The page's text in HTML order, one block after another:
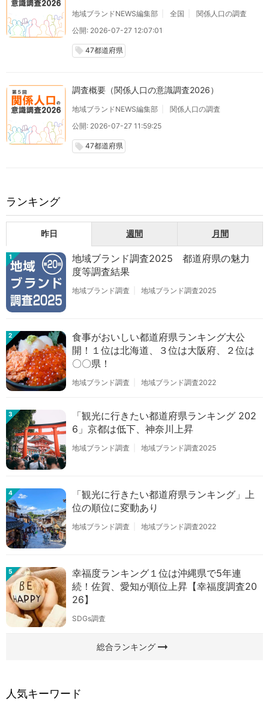
地域ブランドNEWS編集部 全国
関係人口の調査
公開: 2026-07-27 12:07:01
local_offer 47都道府県
調査概要（関係人口の意識調査2026）
地域ブランドNEWS編集部
関係人口の調査
公開: 2026-07-27 11:59:25
local_offer 47都道府県
ランキング
昨日 週間 月間
1
地域ブランド調査2025 都道府県の魅力
度等調査結果
地域ブランド調査 地域ブランド調査2025
2
食事がおいしい都道府県ランキング大公
開！１位は北海道、３位は大阪府、２位は
〇〇県！
地域ブランド調査 地域ブランド調査2022
3
「観光に行きたい都道府県ランキング 202
6」京都は低下、神奈川上昇
地域ブランド調査 地域ブランド調査2025
4
「観光に行きたい都道府県ランキング」上
位の順位に変動あり
地域ブランド調査 地域ブランド調査2022
5
幸福度ランキング１位は沖縄県で5年連
続！佐賀、愛知が順位上昇【幸福度調査20
26】
SDGs調査
総合ランキングarrow_right_alt
人気キーワード